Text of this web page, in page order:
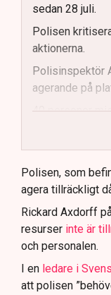
sedan 28 juli.
Polisen
aktionerna.
Polisinspektör
agerande på
40 personer
Polisen
för att
Samtidigt är
att navigera
Polisen, som
agera tillräckligt
Rickard Axdorff
resurser inte är
och personalen.
I en ledare i
att polisen